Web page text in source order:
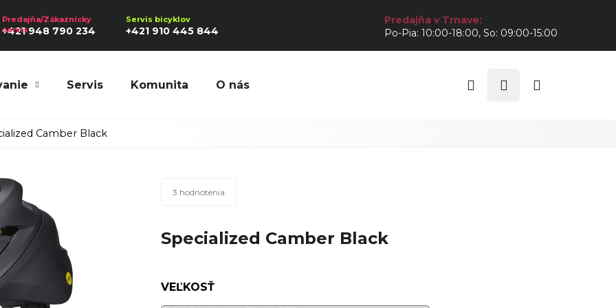
+421 948 790 234 +421 910 445 844
Predajňa v Trnave:
Po-Pia: 10:00-18:00, So: 09:00-15:00
Servis Komunita O nás Hľadať Prihlásenie
Camber Black
Priemerné
je
5,0
5
3 hodnotenia
Specialized Camber Black
VEĽKOSŤ